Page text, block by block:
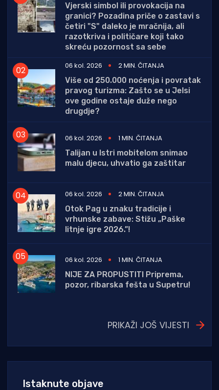
Vjerski simbol ili provokacija na
granici? Pozadina priče o zastavi s
četiri "S" daleko je mračnija, ali
razotkriva i političare koji tako
skreću pozornost sa sebe
06 kol. 2026
2 MIN. ČITANJA
Više od 250.000 noćenja i povratak
pravog turizma: Zašto se u Jelsi
ove godine ostaje duže nego
drugdje?
06 kol. 2026
1 MIN. ČITANJA
Talijan u Istri mobitelom snimao
malu djecu, uhvatio ga zaštitar
06 kol. 2026
2 MIN. ČITANJA
Otok Pag u znaku tradicije i
vrhunske zabave: Stižu „Paške
litnje igre 2026.”!
06 kol. 2026
1 MIN. ČITANJA
NIJE ZA PROPUSTITI Priprema,
pozor, ribarska fešta u Supetru!
PRIKAŽI JOŠ VIJESTI
Istaknute objave